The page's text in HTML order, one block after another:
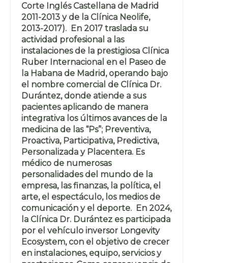
Corte Inglés Castellana de Madrid
2011-2013 y de la Clínica Neolife,
2013-2017). En 2017 traslada su
actividad profesional a las
instalaciones de la prestigiosa Clínica
Ruber Internacional en el Paseo de
la Habana de Madrid, operando bajo
el nombre comercial de Clínica Dr.
Durántez, donde atiende a sus
pacientes aplicando de manera
integrativa los últimos avances de la
medicina de las “Ps”; Preventiva,
Proactiva, Participativa, Predictiva,
Personalizada y Placentera. Es
médico de numerosas
personalidades del mundo de la
empresa, las finanzas, la política, el
arte, el espectáculo, los medios de
comunicación y el deporte. En 2024,
la Clínica Dr. Durántez es participada
por el vehículo inversor Longevity
Ecosystem, con el objetivo de crecer
en instalaciones, equipo, servicios y